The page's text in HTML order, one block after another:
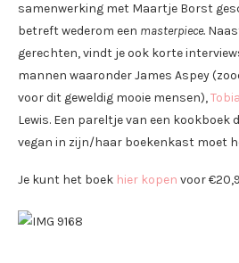
samenwerking met Maartje Borst
betreft wederom een masterpiece.
gerechten, vindt je ook korte
mannen waaronder James Aspey
voor dit geweldig mooie mensen),
Lewis. Een pareltje van een kookboek
vegan in zijn/haar boekenkast moet
Je kunt het boek hier kopen voor